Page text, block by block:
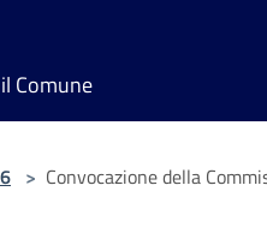
Comune
> Convocazione della